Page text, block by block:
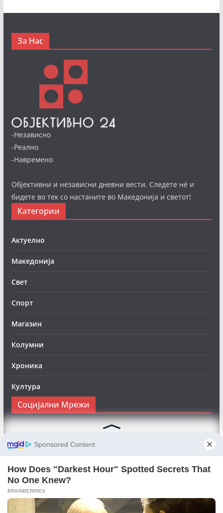
За Нас
-Независно
-Реално
-Навремено
Објективни и независни дневни вести. Следете нè и
бидете во тек со настаните во Македонија и светот!
Категории
Актуелно
Македонија
Свет
Спорт
Магазин
Колумни
Хроника
Култура
Социјални Мрежи
Следете нè на Фејсбук за да сте во тек со најновите